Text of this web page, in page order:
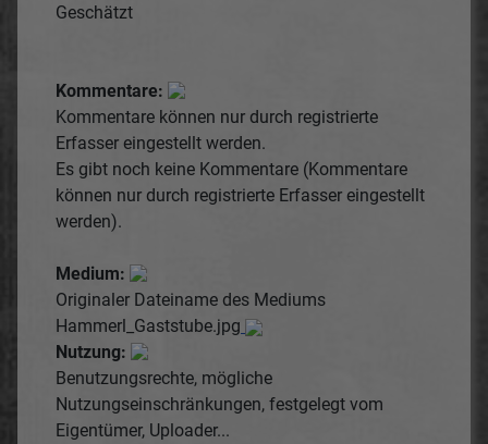
Geschätzt
Kommentare:
Kommentare können nur durch registrierte
Erfasser eingestellt werden.
Es gibt noch keine Kommentare (Kommentare
können nur durch registrierte Erfasser eingestellt
werden).
Medium:
Originaler Dateiname des Mediums
Hammerl_Gaststube.jpg
Nutzung:
Benutzungsrechte, mögliche
Nutzungseinschränkungen, festgelegt vom
Eigentümer, Uploader...